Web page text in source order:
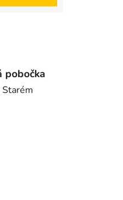
pobočka
Starém